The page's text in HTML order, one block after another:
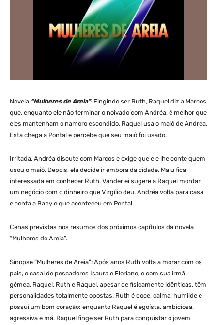
Novela “Mulheres de Areia”: Fingindo ser Ruth, Raquel diz a Marcos
que, enquanto ele não terminar o noivado com Andréa, é melhor que
eles mantenham o namoro escondido. Raquel usa o maiô de Andréa.
Esta chega a Pontal e percebe que seu maiô foi usado.
Irritada, Andréa discute com Marcos e exige que ele lhe conte quem
usou o maiô. Depois, ela decide ir embora da cidade. Malu fica
interessada em conhecer Ruth. Vanderlei sugere a Raquel montar
um negócio com o dinheiro que Virgílio deu. Andréa volta para casa
e conta a Baby o que aconteceu em Pontal.
Cenas previstas nos resumos dos próximos capítulos da novela
“Mulheres de Areia”.
Sinopse “Mulheres de Areia”: Após anos Ruth volta a morar com os
pais, o casal de pescadores Isaura e Floriano, e com sua irmã
gêmea, Raquel. Ruth e Raquel, apesar de fisicamente idênticas, têm
personalidades totalmente opostas. Ruth é doce, calma, humilde e
possui um bom coração; enquanto Raquel é egoísta, ambiciosa,
agressiva e má. Raquel finge ser Ruth para conquistar o jovem